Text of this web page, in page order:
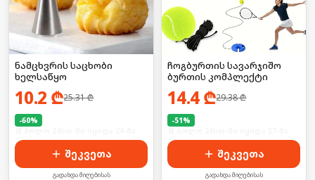
ნამცხვრის საცხობი
ხელსაწყო
10.2 ₾25.31₾
-60%
შეკვეთა
გადახდა მიღებისას
ჩოგბურთის სავარჯიშო
ბურთის კომპლექტი
14.4₾29.38₾
-51%
შეკვეთა
გადახდა მიღებისას